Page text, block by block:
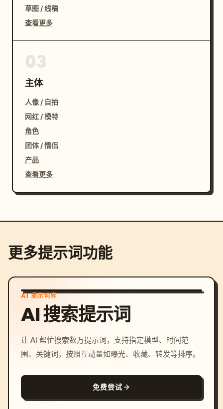
草图 / 线稿
查看更多
主体
人像 / 自拍
网红 / 模特
角色
团体 / 情侣
产品
查看更多
更多提示词功能
AI 提示词库
AI 搜索提示词
让 AI 帮忙搜索数万提示词，支持指定模型、时间范
围、关键词，按照互动量如曝光、收藏、转发等排序。
免费尝试